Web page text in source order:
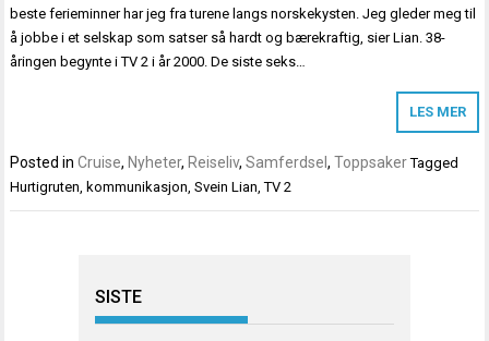
beste ferieminner har jeg fra turene langs norskekysten. Jeg gleder meg til
å jobbe i et selskap som satser så hardt og bærekraftig, sier Lian. 38-
åringen begynte i TV 2 i år 2000. De siste seks…
LES MER
Posted inCruise, Nyheter, Reiseliv,Samferdsel,Toppsaker Tagged
Hurtigruten, kommunikasjon,Svein Lian,TV 2
SISTE